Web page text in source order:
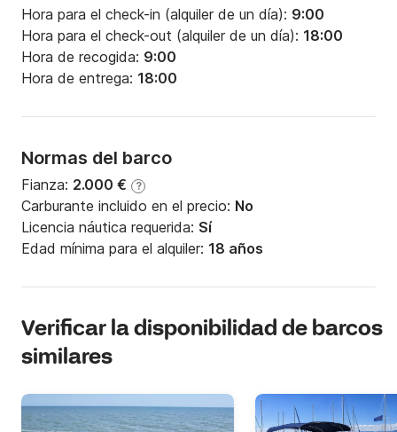
Hora para el check-in (alquiler de un día): 9:00
Hora para el check-out (alquiler de un día): 18:00
Hora de recogida: 9:00
Hora de entrega: 18:00
Normas del barco
Fianza: 2.000 € ?
Carburante incluido en el precio: No
Licencia náutica requerida: Sí
Edad mínima para el alquiler: 18 años
Verificar la disponibilidad de barcos
similares